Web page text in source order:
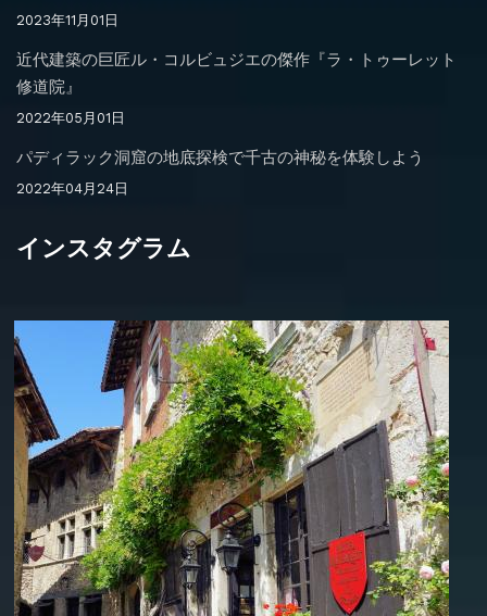
2023年11月01日
近代建築の巨匠ル・コルビュジエの傑作『ラ・トゥーレット
修道院』
2022年05月01日
パディラック洞窟の地底探検で千古の神秘を体験しよう
2022年04月24日
インスタグラム